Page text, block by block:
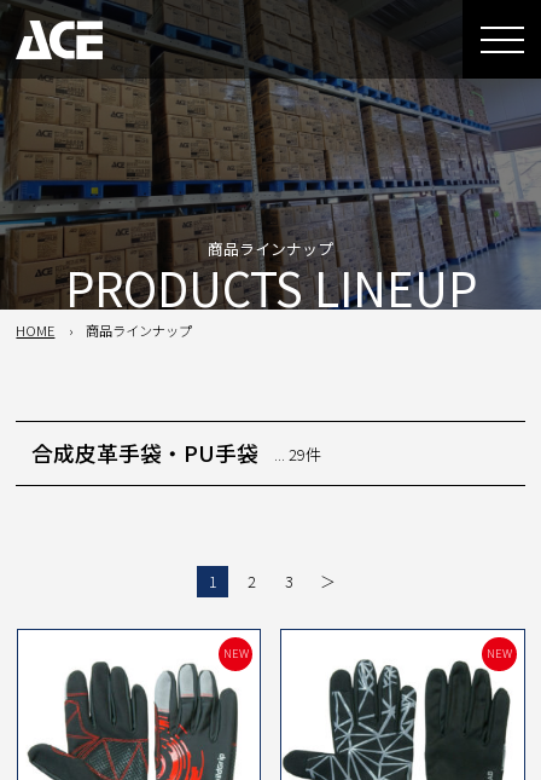
商品ラインナップ
PRODUCTS LINEUP
HOME 商品ラインナップ
合成皮革手袋・PU手袋 ... 29件
1 2 3 ＞
NEW NEW